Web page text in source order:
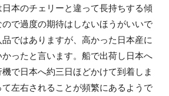
本のチェリーと違って長持ちする傾
で過度の期待はしないほうがいいで
ではありますが、高かった日本産に
ったと言います。船で出荷し日本へ
で日本へ約三日ほどかけて到着しま
左右されることが頻繁にあるようで